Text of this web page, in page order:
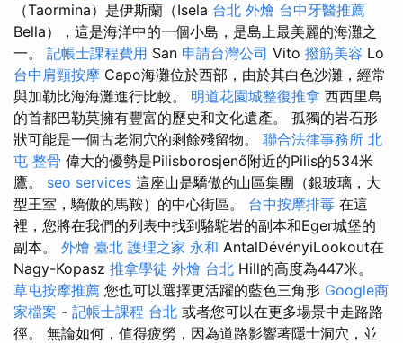
（Taormina）是伊斯蘭（Isela 台北 外燴 台中牙醫推薦
Bella），這是海洋中的一個小島，是島上最美麗的海灘之
一。 記帳士課程費用 San 申請台灣公司 Vito 撥筋美容 Lo
台中肩頸按摩 Capo海灘位於西部，由於其白色沙灘，經常
與加勒比海海灘進行比較。 明道花園城整復推拿 西西里島
的首都巴勒莫擁有豐富的歷史和文化遺產。 孤獨的岩石形
狀可能是一個古老洞穴的剩餘殘留物。 聯合法律事務所 北
屯 整骨 偉大的優勢是Pilisborosjenő附近的Pilis的534米
鷹。 seo services 這座山是驕傲的山區集團（銀玻璃，大
型王室，驕傲的馬鞍）的中心街區。 台中按摩排毒 在這
裡，您將在我們的列表中找到駱駝岩的副本和Eger城堡的
副本。 外燴 臺北 護理之家 永和 AntalDévényiLookout在
Nagy-Kopasz 推拿學徒 外燴 台北 Hill的高度為447米。
草屯按摩推薦 您也可以選擇更活躍的藍色三角形 Google商
家檔案 - 記帳士課程 台北 或者您可以在更多場景中走路路
徑。 無論如何，值得疲勞，因為道路影響著隱士洞穴，並